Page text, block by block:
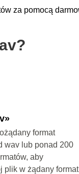
za pomocą
format
wav lub ponad 200
aby
plik w żądany